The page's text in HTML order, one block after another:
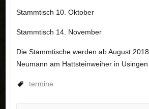
Stammtisch 10. Oktober
Stammtisch 14. November
Die Stammtische werden ab August
Neumann am Hattsteinweiher in Usingen
termine